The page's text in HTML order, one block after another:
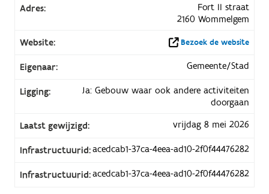
Adres:
Fort II straat
2160 Wommelgem
Website:
Bezoek de website
Eigenaar: Gemeente/Stad
Ligging:
Ja: Gebouw waar ook andere activiteiten
doorgaan
Laatst gewijzigd:
vrijdag 8 mei 2026
Infrastructuurid:acedcab1-37ca-4eea-ad10-2f0f44476282
Infrastructuurid:acedcab1-37ca-4eea-ad10-2f0f44476282